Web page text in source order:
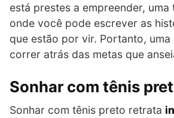
está prestes a empreender, uma
onde você pode escrever as
que estão por vir. Portanto,
correr atrás das metas que
Sonhar com tênis
Sonhar com tênis preto retrata